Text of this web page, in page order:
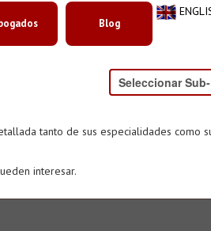
Blog
tanto de sus especialidades como
interesar.